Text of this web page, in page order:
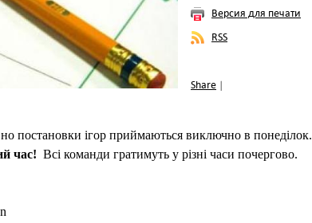
Версия для печати
RSS
Share |
постановки ігор приймаються виключно в понеділок.
час! Всі команди гратимуть у різні часи почергово.